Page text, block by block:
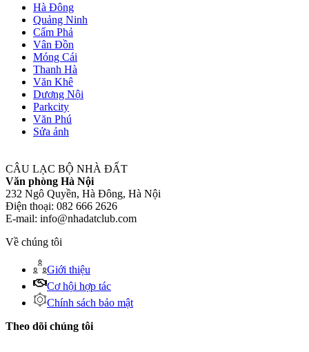
Hà Đông
Quảng Ninh
Cẩm Phả
Vân Đồn
Móng Cái
Thanh Hà
Văn Khê
Dương Nội
Parkcity
Văn Phú
Sửa ảnh
CÂU LẠC BỘ NHÀ ĐẤT
Văn phòng Hà Nội
232 Ngô Quyền, Hà Đông, Hà Nội
Điện thoại: 082 666 2626
E-mail: info@nhadatclub.com
Về chúng tôi
Giới thiệu
Cơ hội hợp tác
Chính sách bảo mật
Theo dõi chúng tôi